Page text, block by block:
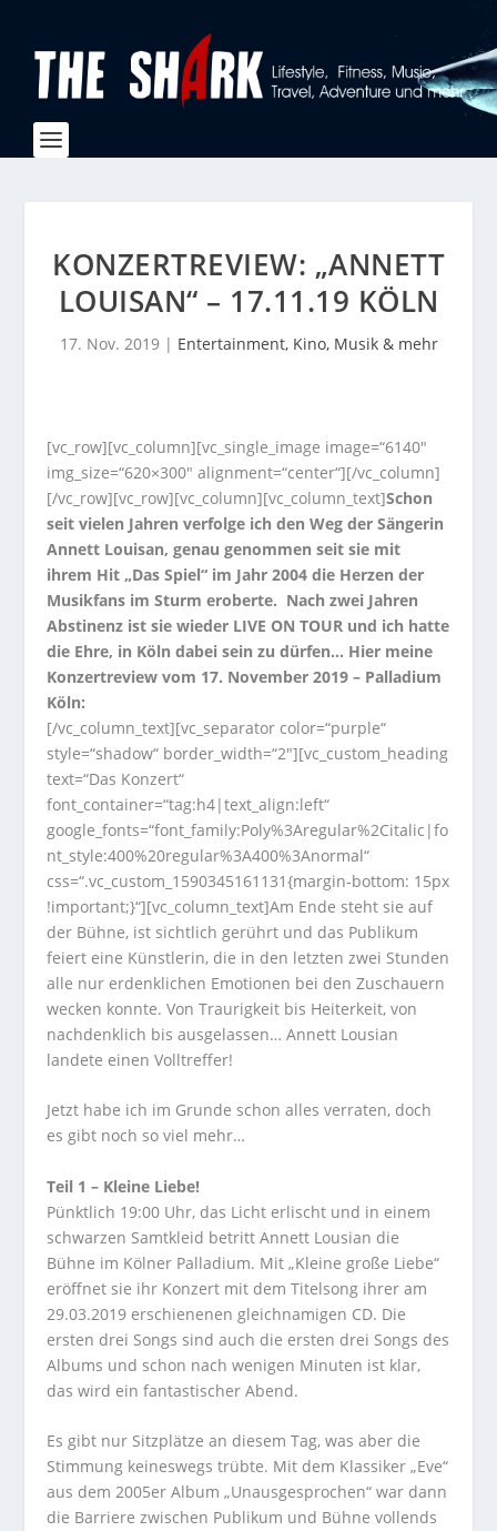
KONZERTREVIEW: „ANNETT
LOUISAN“ – 17.11.19 KÖLN
17. Nov. 2019| Entertainment, Kino, Musik & mehr
[vc_row][vc_column][vc_single_image image=“6140″
img_size=“620×300″ alignment=“center“][/vc_column]
[/vc_row][vc_row][vc_column][vc_column_text]Schon
seit vielen Jahren verfolge ich den Weg der Sängerin
Annett Louisan, genau genommen seit sie mit
ihrem Hit „Das Spiel“ im Jahr 2004 die Herzen der
Musikfans im Sturm eroberte. Nach zwei Jahren
Abstinenz ist sie wieder LIVE ON TOUR und ich hatte
die Ehre, in Köln dabei sein zu dürfen… Hier meine
Konzertreview vom 17. November 2019 – Palladium
Köln:
[/vc_column_text][vc_separator color=“purple“
style=“shadow“ border_width=“2″][vc_custom_heading
text=“Das Konzert“
font_container=“tag:h4|text_align:left“
google_fonts=“font_family:Poly%3Aregular%2Citalic|fo
nt_style:400%20regular%3A400%3Anormal“
css=“.vc_custom_1590345161131{margin-bottom: 15px
!important;}“][vc_column_text]Am Ende steht sie auf
der Bühne, ist sichtlich gerührt und das Publikum
feiert eine Künstlerin, die in den letzten zwei Stunden
alle nur erdenklichen Emotionen bei den Zuschauern
wecken konnte. Von Traurigkeit bis Heiterkeit, von
nachdenklich bis ausgelassen… Annett Lousian
landete einen Volltreffer!
Jetzt habe ich im Grunde schon alles verraten, doch
es gibt noch so viel mehr…
Teil 1 – Kleine Liebe!
Pünktlich 19:00 Uhr, das Licht erlischt und in einem
schwarzen Samtkleid betritt Annett Lousian die
Bühne im Kölner Palladium. Mit „Kleine große Liebe“
eröffnet sie ihr Konzert mit dem Titelsong ihrer am
29.03.2019 erschienenen gleichnamigen CD. Die
ersten drei Songs sind auch die ersten drei Songs des
Albums und schon nach wenigen Minuten ist klar,
das wird ein fantastischer Abend.
Es gibt nur Sitzplätze an diesem Tag, was aber die
Stimmung keineswegs trübte. Mit dem Klassiker „Eve“
aus dem 2005er Album „Unausgesprochen“ war dann
die Barriere zwischen Publikum und Bühne vollends